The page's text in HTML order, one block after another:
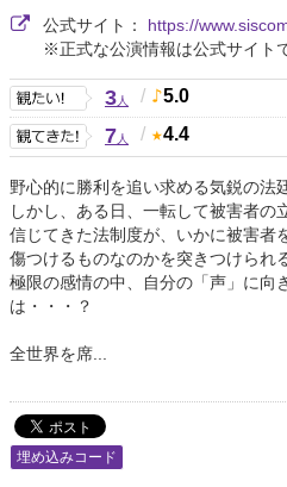
公式サイト： https://
※正式な公演情報は公式サイト
3人 / 5.0
7人 / 4.4
野心的に勝利を追い求める気鋭の法
しかし、ある日、一転して被害者の
信じてきた法制度が、いかに被害者
傷つけるものなのかを突きつけられ
極限の感情の中、自分の「声」に向
は・・・？
全世界を席...
埋め込みコード